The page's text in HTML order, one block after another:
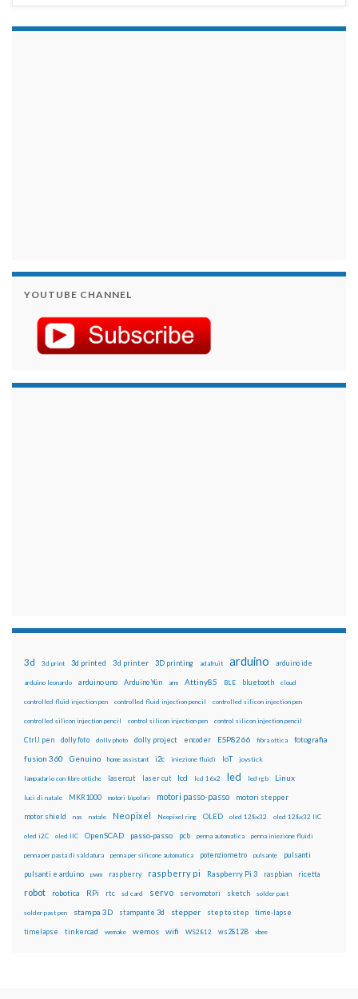
YOUTUBE CHANNEL
3d 3d print 3d printed 3d printer 3D printing adafruit arduino arduino ide
arduino leonardo arduino uno Arduino Yún arm Attiny85 BLE bluetooth cloud
controlled fluid injection pen controlled fluid injection pencil controlled silicon injection pen
controlled silicon injection pencil control silicon injection pen control silicon injection pencil
CtrlJ pen dolly foto dolly photo dolly project encoder ESP8266 fibra ottica fotografia
fusion 360 Genuino home assistant i2c iniezione fluidi IoT joystick
lampadario con fibre ottiche lasercut laser cut lcd lcd 16x2 led led rgb Linux
luci di natale MKR1000 motori bipolari motori passo-passo motori stepper
motor shield nas natale Neopixel Neopixel ring OLED oled 128x32 oled 128x32 IIC
oled i2C oled IIC OpenSCAD passo-passo pcb penna automatica penna iniezione fluidi
penna per pasta di saldatura penna per silicone automatica potenziometro pulsante pulsanti
pulsanti e arduino pwm raspberry raspberry pi Raspberry Pi 3 raspbian ricetta
robot robotica RPi rtc sd card servo servomotori sketch solder past
solder past pen stampa 3D stampante 3d stepper step to step time-lapse
timelapse tinkercad wemake wemos wifi WS2812 ws2812B xbee